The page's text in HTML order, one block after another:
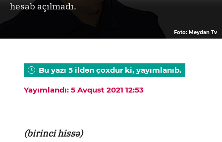
hesab açılmadı.
Foto: Meydan Tv
Bu yazı 5 ildən çoxdur ki, yayımlanıb.
Yayımlandı: 5 Avqust 2021 12:53
(birinci hissə)